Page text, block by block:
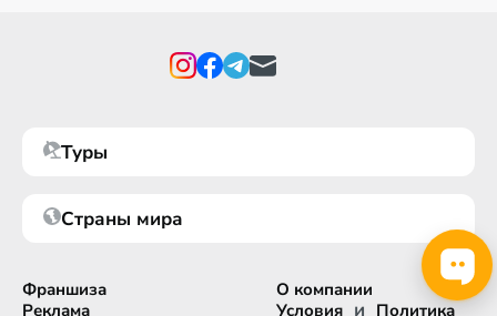
Туры
Страны мира
Франшиза
Реклама
О компании
Условия и Политика